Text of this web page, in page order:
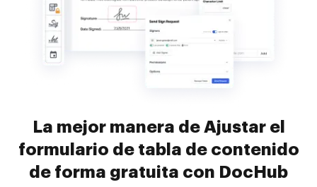
La mejor manera de Ajustar el
formulario de tabla de contenido
de forma gratuita con DocHub